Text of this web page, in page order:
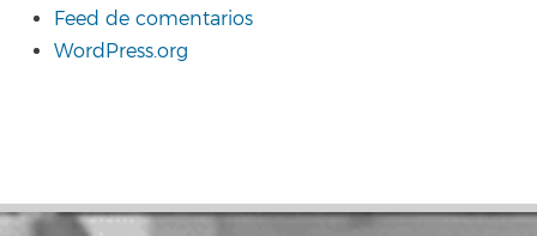
Feed de comentarios
WordPress.org